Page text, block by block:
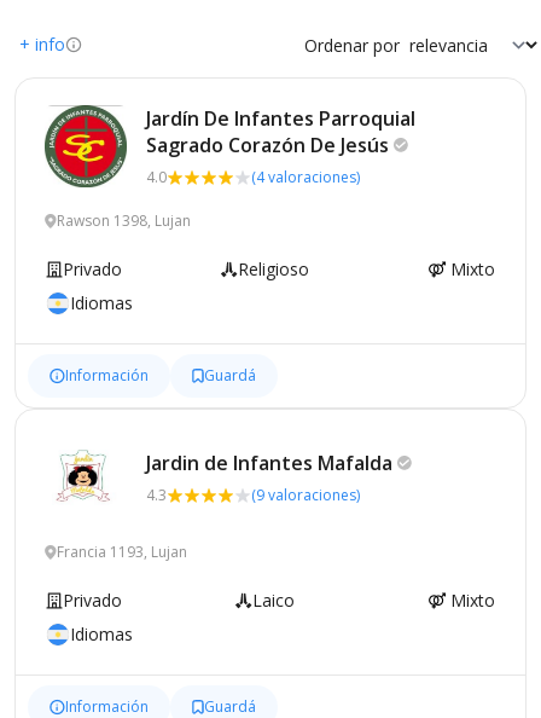
+ info Ordenar por
Jardín De Infantes Parroquial
Sagrado Corazón De Jesús
4.0 (4 valoraciones)
Rawson 1398, Lujan
Privado Religioso
Mixto
Idiomas
Información Guardá
Jardin de Infantes Mafalda
4.3 (9 valoraciones)
Francia 1193, Lujan
Privado Laico
Mixto
Idiomas
Información Guardá